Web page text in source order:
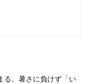
る。暑さに負けず「い